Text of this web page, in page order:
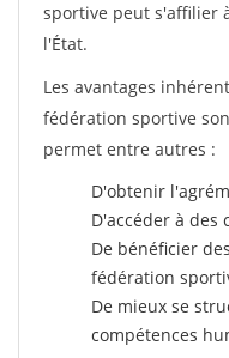
sportive peut s'affilier
l'État.
Les avantages
fédération sportive
permet entre autres :
D'obtenir
D'accéder à des
De bénéficier
fédération
De mieux se
compétences